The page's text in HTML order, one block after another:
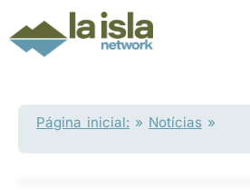
to
content
Página inicial: » Notícias »